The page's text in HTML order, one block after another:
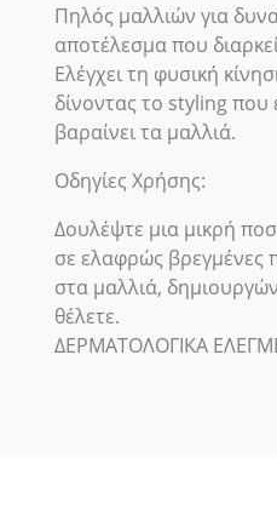
Πηλός μαλλιών για
αποτέλεσμα που
Ελέγχει τη φυσική
δίνοντας το styling που
βαραίνει τα μαλλιά.
Οδηγίες Χρήσης:
Δουλέψτε μια μικρή
σε ελαφρώς βρεγμένες
στα μαλλιά,
θέλετε.
ΔΕΡΜΑΤΟΛΟΓΙΚΑ